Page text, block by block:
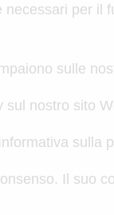
per il
sulle
sul nostro sito
sulla
Il suo